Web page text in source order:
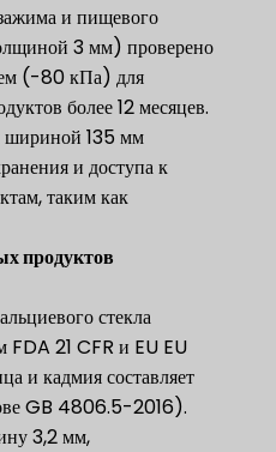
и пищевого
3 мм) проверено
(-80 кПа) для
более 12 месяцев.
шириной 135 мм
и доступа к
таким как
продуктов
стекла
FDA 21 CFR и EU EU
и кадмия составляет
GB 4806.5-2016).
3,2 мм,